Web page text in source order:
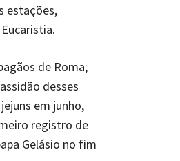
estações,
de Roma;
desses
em junho,
registro de
Gelásio no fim